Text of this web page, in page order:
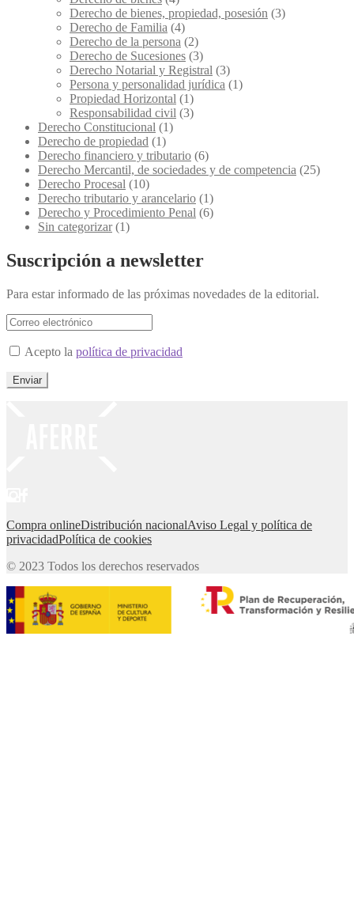
Derecho de bienes, propiedad, posesión (3)
Derecho de Familia (4)
Derecho de la persona (2)
Derecho de Sucesiones (3)
Derecho Notarial y Registral (3)
Persona y personalidad jurídica (1)
Propiedad Horizontal (1)
Responsabilidad civil (3)
Derecho Constitucional (1)
Derecho de propiedad (1)
Derecho financiero y tributario (6)
Derecho Mercantil, de sociedades y de competencia (25)
Derecho Procesal (10)
Derecho tributario y arancelario (1)
Derecho y Procedimiento Penal (6)
Sin categorizar (1)
Suscripción a newsletter
Para estar informado de las próximas novedades de la editorial.
Acepto la política de privacidad
Compra onlineDistribución nacionalAviso Legal y política de
privacidadPolítica de cookies
© 2023 Todos los derechos reservados